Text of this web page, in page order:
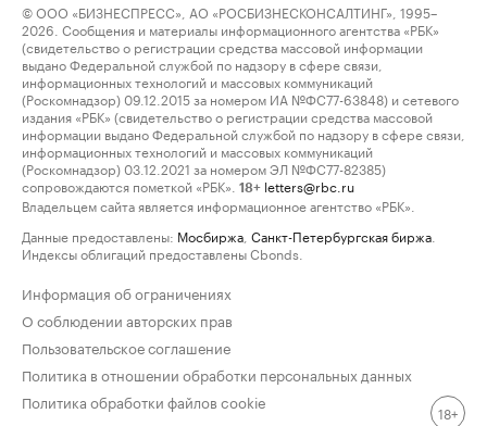
© ООО «БИЗНЕСПРЕСС», АО «РОСБИЗНЕСКОНСАЛТИНГ», 1995–
2026. Сообщения и материалы информационного агентства «РБК»
(свидетельство о регистрации средства массовой информации
выдано Федеральной службой по надзору в сфере связи,
информационных технологий и массовых коммуникаций
(Роскомнадзор) 09.12.2015 за номером ИА №ФС77-63848) и сетевого
издания «РБК» (свидетельство о регистрации средства массовой
информации выдано Федеральной службой по надзору в сфере связи,
информационных технологий и массовых коммуникаций
(Роскомнадзор) 03.12.2021 за номером ЭЛ №ФС77-82385)
сопровождаются пометкой «РБК».
18+ letters@rbc.ru
Владельцем сайта является информационное агентство «РБК».
Данные предоставлены: Мосбиржа Санкт-Петербургская биржа
Индексы облигаций предоставлены Cbonds.
Информация об ограничениях
О соблюдении авторских прав
Пользовательское соглашение
Политика в отношении обработки персональных данных
Политика обработки файлов cookie
18+